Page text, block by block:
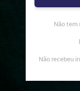
Não recebeu